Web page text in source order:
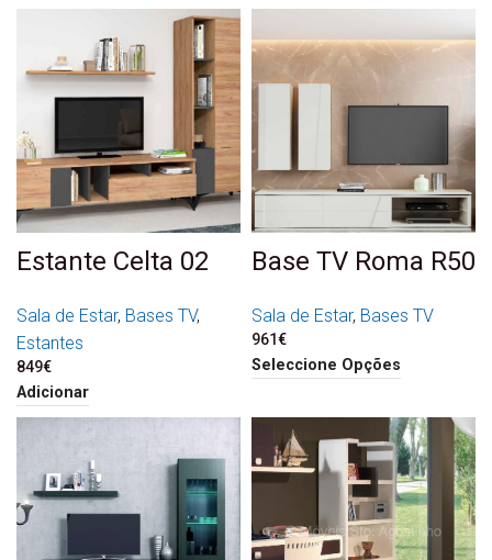
Estante Celta 02
Sala de Estar, Bases TV,
Estantes
849€
Adicionar
Base TV Roma R50
Sala de Estar, Bases TV
961€
Seleccione Opções